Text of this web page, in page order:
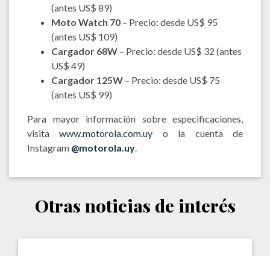
(antes US$ 89)
Moto Watch 70 – Precio: desde US$ 95
(antes US$ 109)
Cargador 68W – Precio: desde US$ 32 (antes
US$ 49)
Cargador 125W – Precio: desde US$ 75
(antes US$ 99)
Para mayor información sobre especificaciones,
visitawww.motorola.com.uy o la cuenta de
Instagram @motorola.uy.
Otras noticias de interés